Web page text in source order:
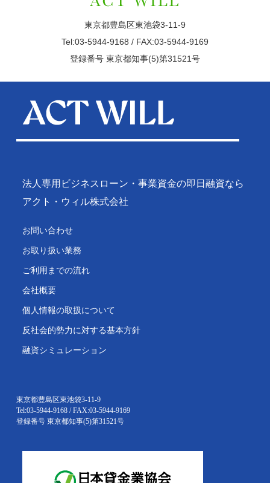
東京都豊島区東池袋3-11-9
Tel:03-5944-9168 / FAX:03-5944-9169
登録番号 東京都知事(5)第31521号
法人専用ビジネスローン・事業資金の即日融資なら
アクト・ウィル株式会社
お問い合わせ
お取り扱い業務
ご利用までの流れ
会社概要
個人情報の取扱について
反社会的勢力に対する基本方針
融資シミュレーション
東京都豊島区東池袋3-11-9
Tel:03-5944-9168 / FAX:03-5944-9169
登録番号 東京都知事(5)第31521号